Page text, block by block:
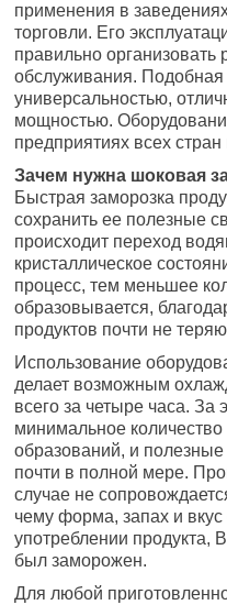
применения в
торговли. Его
правильно организовать
обслуживания. Подобная
универсальностью,
мощностью.
предприятиях всех
Зачем нужна шоковая
Быстрая заморозка
сохранить ее полезные
происходит переход
кристаллическое
процесс, тем меньшее
образовывается,
продуктов почти не
Использование
делает возможным
всего за четыре часа. За
минимальное количество
образований, и
почти в полной мере.
случае не
чему форма, запах и
употреблении продукта,
был заморожен.
Для любой